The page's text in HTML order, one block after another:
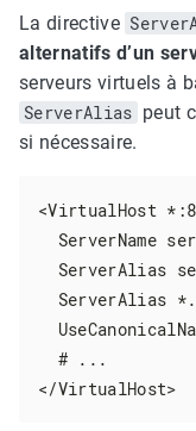
La directive
alternatifs d’un
serveurs virtuels à
ServerAlias peut
si nécessaire.
<VirtualHost
ServerName
ServerAlias
ServerAlias
  # ...
</VirtualHost>